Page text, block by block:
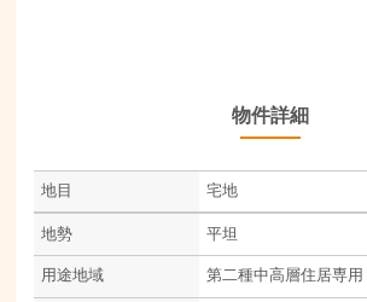
物件詳細
地目 宅地
地勢 平坦
用途地域 第二種中高層住居専用